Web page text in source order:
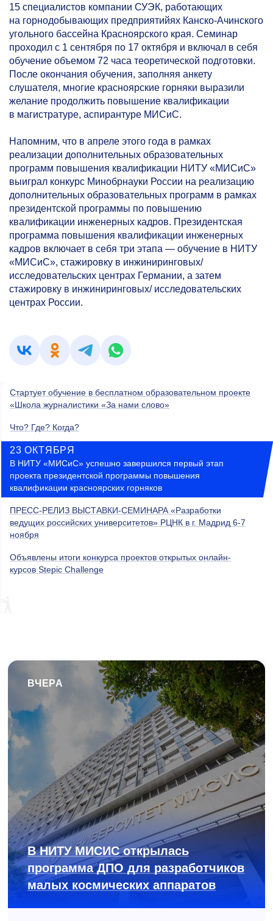
15 специалистов компании СУЭК, работающих
на горнодобывающих предприятийях Канско-Ачинского
угольного бассейна Красноярского края. Семинар
проходил с 1 сентября по 17 октября и включал в себя
обучение объемом 72 часа теоретической подготовки.
После окончания обучения, заполняя анкету
слушателя, многие красноярские горняки выразили
желание продолжить повышение квалификации
в магистратуре, аспирантуре МИСиС.
Напомним, что в апреле этого года в рамках
реализации дополнительных образовательных
программ повышения квалификации НИТУ «МИСиС»
выиграл конкурс Минобрнауки России на реализацию
дополнительных образовательных программ в рамках
президентской программы по повышению
квалификации инженерных кадров. Президентская
программа повышения квалификации инженерных
кадров включает в себя три этапа — обучение в НИТУ
«МИСиС», стажировку в инжиниринговых/
исследовательских центрах Германии, а затем
стажировку в инжиниринговых/ исследовательских
центрах России.
Стартует обучение в бесплатном образовательном проекте
«Школа журналистики «За нами слово»
Что? Где? Когда?
23 ОКТЯБРЯ
В НИТУ «МИСиС» успешно завершился первый этап
проекта президентской программы повышения
квалификации красноярских горняков
ПРЕСС-РЕЛИЗ ВЫСТАВКИ-СЕМИНАРА «Разработки
ведущих российских университетов» РЦНК в г. Мадрид 6-7
ноября
Объявлены итоги конкурса проектов открытых онлайн-
курсов Stepic Challenge
ВЧЕРА
В НИТУ МИСИС открылась
программа ДПО для разработчиков
малых космических аппаратов